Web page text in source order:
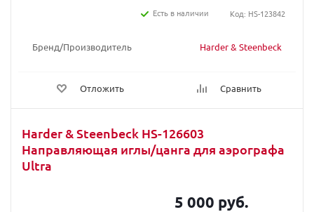
Бренд/Производитель Harder & Steenbeck
Отложить Сравнить
Есть в наличии
Код: HS-123842
Harder & Steenbeck HS-126603
Направляющая иглы/цанга для аэрографа
Ultra
5 000 руб.